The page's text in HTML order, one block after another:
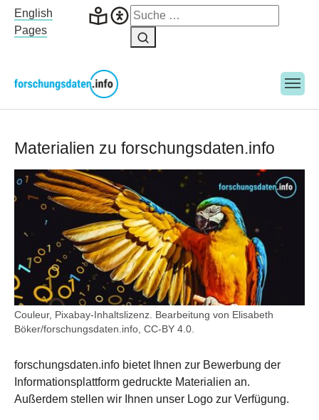
Skip to main navigation
Skip to main content
Skip to page footer
English
Pages
Materialien zu forschungsdaten.info
Couleur, Pixabay-Inhaltslizenz. Bearbeitung von Elisabeth
Böker/forschungsdaten.info, CC-BY 4.0.
forschungsdaten.info bietet Ihnen zur Bewerbung der
Informationsplattform gedruckte Materialien an.
Außerdem stellen wir Ihnen unser Logo zur Verfügung.